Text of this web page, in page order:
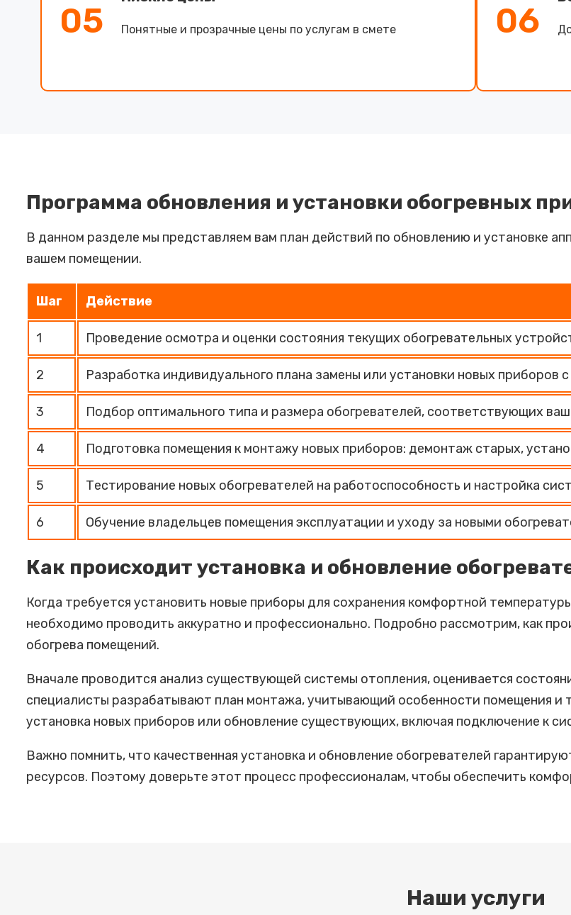
05 Понятные и прозрачные цены по услугам в смете 06
Программа обновления и установки обогревных
В данном разделе мы представляем вам план действий по обновлению и установке
вашем помещении.
Шаг Действие
1 Проведение осмотра и оценки состояния текущих обогревательных
2 Разработка индивидуального плана замены или установки новых приборов
3 Подбор оптимального типа и размера обогревателей, соответствующих
4 Подготовка помещения к монтажу новых приборов: демонтаж старых,
5 Тестирование новых обогревателей на работоспособность и настройка
6 Обучение владельцев помещения эксплуатации и уходу за новыми
Как происходит установка и обновление
Когда требуется установить новые приборы для сохранения комфортной
необходимо проводить аккуратно и профессионально. Подробно рассмотрим, как
обогрева помещений.
Вначале проводится анализ существующей системы отопления, оценивается
специалисты разрабатывают план монтажа, учитывающий особенности помещения и
установка новых приборов или обновление существующих, включая подключение к
Важно помнить, что качественная установка и обновление обогревателей
ресурсов. Поэтому доверьте этот процесс профессионалам, чтобы обеспечить
Наши услуги